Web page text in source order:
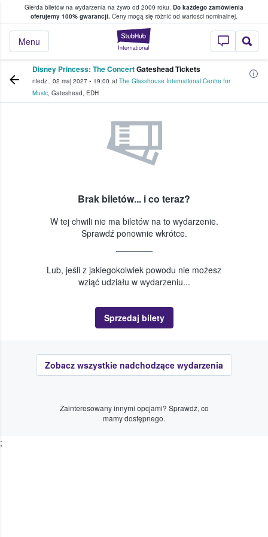
Giełda biletów na wydarzenia na żywo od 2009 roku. Do każdego zamówienia
oferujemy 100% gwarancji. Ceny mogą się różnić od wartości nominalnej.
StubHub —
Menu
w którym fani i kibice kupują i
Disney Princess: The ConcertGateshead Tickets
niedz., 02 maj 2027 • 19:00 at The Glasshouse International Centre for
Music, Gateshead, EDH
Brak biletów... i co teraz?
W tej chwili nie ma biletów na to wydarzenie.
Sprawdź ponownie wkrótce.
Lub, jeśli z jakiegokolwiek powodu nie możesz
wziąć udziału w wydarzeniu...
Sprzedaj bilety
Zobacz wszystkie nadchodzące wydarzenia
Zainteresowany innymi opcjami? Sprawdź, co
mamy dostępnego.
;